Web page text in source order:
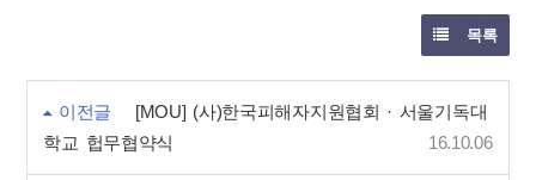
목록
이전글
[MOU] (사)한국피해자지원협회 · 서울기독대
학교 헙무협약식
16.10.06